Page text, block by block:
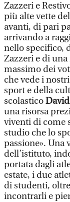
Zazzeri e
più alte vette
avanti, di pari
arrivando a
nello specifico,
Zazzeri e di
massimo dei
che vede i
sport e della
scolastico
una risorsa
viventi di come
studio che lo
passione». Una
dell’istituto,
portata dagli
estate, i due
di studenti,
incontrarli e